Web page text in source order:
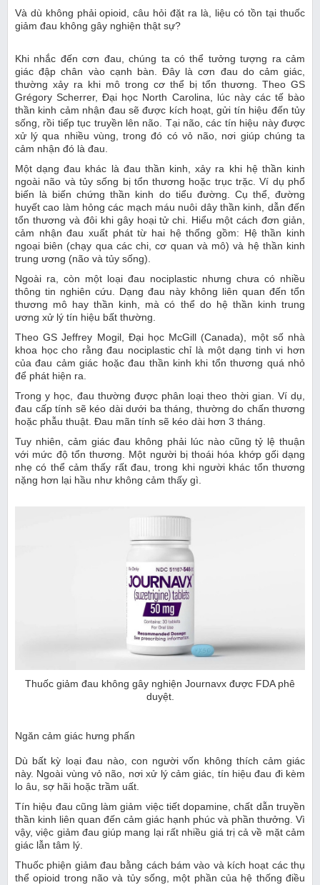
Và dù không phải opioid, câu hỏi đặt ra là, liệu có tồn tại thuốc
giảm đau không gây nghiện thật sự?
Khi nhắc đến cơn đau, chúng ta có thể tưởng tượng ra cảm
giác đập chân vào cạnh bàn. Đây là cơn đau do cảm giác,
thường xảy ra khi mô trong cơ thể bị tổn thương. Theo GS
Grégory Scherrer, Đại học North Carolina, lúc này các tế bào
thần kinh cảm nhận đau sẽ được kích hoạt, gửi tín hiệu đến tủy
sống, rồi tiếp tục truyền lên não. Tại não, các tín hiệu này được
xử lý qua nhiều vùng, trong đó có vỏ não, nơi giúp chúng ta
cảm nhận đó là đau.
Một dạng đau khác là đau thần kinh, xảy ra khi hệ thần kinh
ngoài não và tủy sống bị tổn thương hoặc trục trặc. Ví dụ phổ
biến là biến chứng thần kinh do tiểu đường. Cụ thể, đường
huyết cao làm hỏng các mạch máu nuôi dây thần kinh, dẫn đến
tổn thương và đôi khi gây hoại tử chi. Hiểu một cách đơn giản,
cảm nhận đau xuất phát từ hai hệ thống gồm: Hệ thần kinh
ngoại biên (chạy qua các chi, cơ quan và mô) và hệ thần kinh
trung ương (não và tủy sống).
Ngoài ra, còn một loại đau nociplastic nhưng chưa có nhiều
thông tin nghiên cứu. Dạng đau này không liên quan đến tổn
thương mô hay thần kinh, mà có thể do hệ thần kinh trung
ương xử lý tín hiệu bất thường.
Theo GS Jeffrey Mogil, Đại học McGill (Canada), một số nhà
khoa học cho rằng đau nociplastic chỉ là một dạng tinh vi hơn
của đau cảm giác hoặc đau thần kinh khi tổn thương quá nhỏ
để phát hiện ra.
Trong y học, đau thường được phân loại theo thời gian. Ví dụ,
đau cấp tính sẽ kéo dài dưới ba tháng, thường do chấn thương
hoặc phẫu thuật. Đau mãn tính sẽ kéo dài hơn 3 tháng.
Tuy nhiên, cảm giác đau không phải lúc nào cũng tỷ lệ thuận
với mức độ tổn thương. Một người bị thoái hóa khớp gối dạng
nhẹ có thể cảm thấy rất đau, trong khi người khác tổn thương
nặng hơn lại hầu như không cảm thấy gì.
Thuốc giảm đau không gây nghiện Journavx được FDA phê
duyệt.
Ngăn cảm giác hưng phấn
Dù bất kỳ loại đau nào, con người vốn không thích cảm giác
này. Ngoài vùng vỏ não, nơi xử lý cảm giác, tín hiệu đau đi kèm
lo âu, sợ hãi hoặc trầm uất.
Tín hiệu đau cũng làm giảm việc tiết dopamine, chất dẫn truyền
thần kinh liên quan đến cảm giác hạnh phúc và phần thưởng. Vì
vậy, việc giảm đau giúp mang lại rất nhiều giá trị cả về mặt cảm
giác lẫn tâm lý.
Thuốc phiện giảm đau bằng cách bám vào và kích hoạt các thụ
thể opioid trong não và tủy sống, một phần của hệ thống điều